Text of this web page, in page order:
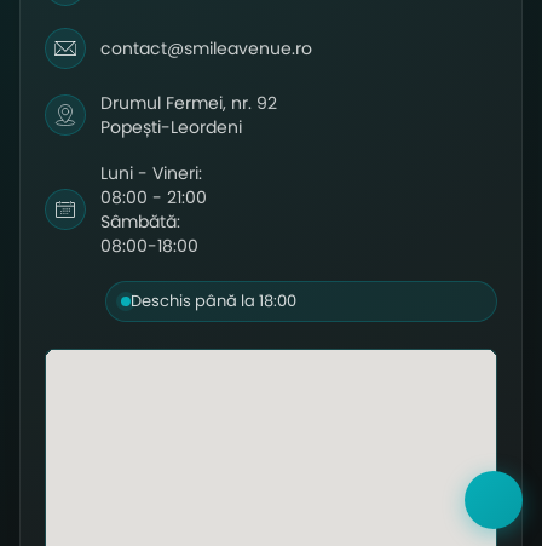
contact@smileavenue.ro
Drumul Fermei, nr. 92
Popești-Leordeni
Luni - Vineri:
08:00 - 21:00
Sâmbătă:
08:00-18:00
Deschis până la 18:00